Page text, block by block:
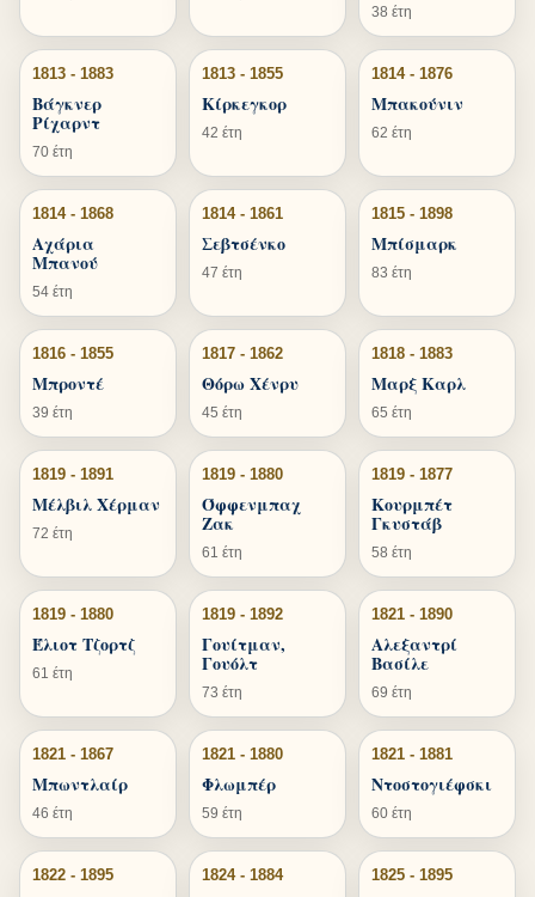
38 έτη
1813 - 1883
Βάγκνερ
Ρίχαρντ
70 έτη
1813 - 1855
Κίρκεγκορ
42 έτη
1814 - 1876
Μπακούνιν
62 έτη
1814 - 1868
Αχάρια
Μπανού
54 έτη
1814 - 1861
Σεβτσένκο
47 έτη
1815 - 1898
Μπίσμαρκ
83 έτη
1816 - 1855
Μπροντέ
39 έτη
1817 - 1862
Θόρω Χένρυ
45 έτη
1818 - 1883
Μαρξ Καρλ
65 έτη
1819 - 1891
Μέλβιλ Χέρμαν
72 έτη
1819 - 1880
Όφφενμπαχ
Ζακ
61 έτη
1819 - 1877
Κουρμπέτ
Γκυστάβ
58 έτη
1819 - 1880
Έλιοτ Τζορτζ
61 έτη
1819 - 1892
Γουίτμαν,
Γουόλτ
73 έτη
1821 - 1890
Αλεξαντρί
Βασίλε
69 έτη
1821 - 1867
Μπωντλαίρ
46 έτη
1821 - 1880
Φλωμπέρ
59 έτη
1821 - 1881
Ντοστογιέφσκι
60 έτη
1822 - 1895 1824 - 1884 1825 - 1895